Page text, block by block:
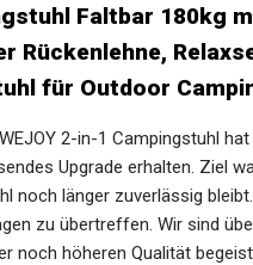
Faltbar 180kg
Rückenlehne,
für Outdoor
2-in-1 Campingstuhl
Upgrade erhalten. Ziel
noch länger zuverlässig
zu übertreffen. Wir sind
noch höheren Qualität